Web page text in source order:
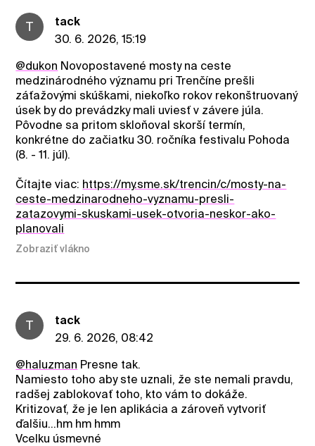
T
tack
30. 6. 2026, 15:19
@dukon Novopostavené mosty na ceste
medzinárodného významu pri Trenčíne prešli
záťažovými skúškami, niekoľko rokov rekonštruovaný
úsek by do prevádzky mali uviesť v závere júla.
Pôvodne sa pritom skloňoval skorší termín,
konkrétne do začiatku 30. ročníka festivalu Pohoda
(8. - 11. júl).
Čítajte viac: https://my.sme.sk/trencin/c/mosty-na-
ceste-medzinarodneho-vyznamu-presli-
zatazovymi-skuskami-usek-otvoria-neskor-ako-
planovali
Zobraziť vlákno
T
tack
29. 6. 2026, 08:42
@haluzman Presne tak.
Namiesto toho aby ste uznali, že ste nemali pravdu,
radšej zablokovať toho, kto vám to dokáže.
Kritizovať, že je len aplikácia a zároveň vytvoriť
ďalšiu...hm hm hmm
Vcelku úsmevné